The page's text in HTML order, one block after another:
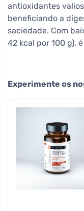
antioxidantes
beneficiando a
saciedade. Com
42 kcal por 100 g),
Experimente os